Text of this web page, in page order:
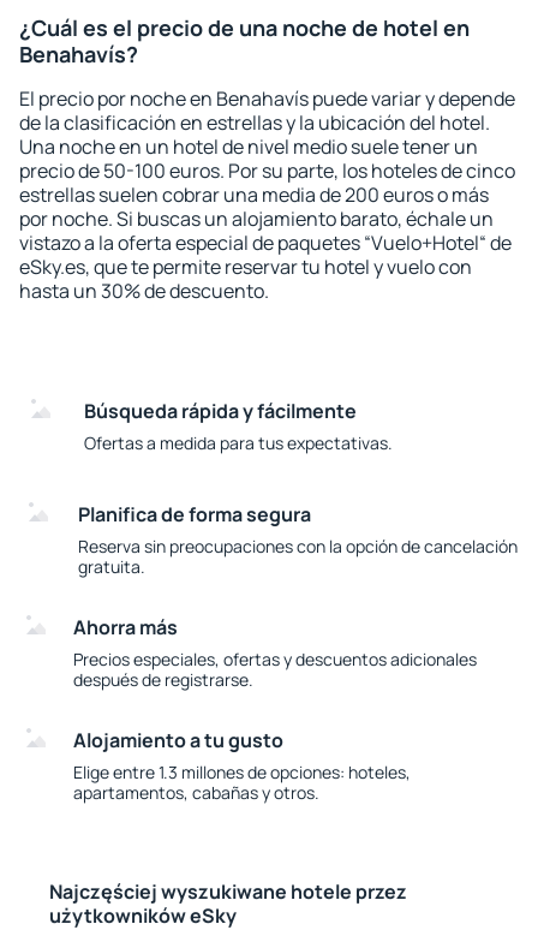
¿Cuál es el precio de una noche de hotel en
Benahavís?
El precio por noche en Benahavís puede variar y depende
de la clasificación en estrellas y la ubicación del hotel.
Una noche en un hotel de nivel medio suele tener un
precio de 50-100 euros. Por su parte, los hoteles de cinco
estrellas suelen cobrar una media de 200 euros o más
por noche. Si buscas un alojamiento barato, échale un
vistazo a la oferta especial de paquetes “Vuelo+Hotel“ de
eSky.es, que te permite reservar tu hotel y vuelo con
hasta un 30% de descuento.
Búsqueda rápida y fácilmente
Ofertas a medida para tus expectativas.
Planifica de forma segura
Reserva sin preocupaciones con la opción de cancelación
gratuita.
Ahorra más
Precios especiales, ofertas y descuentos adicionales
después de registrarse.
Alojamiento a tu gusto
Elige entre 1.3 millones de opciones: hoteles,
apartamentos, cabañas y otros.
Najczęściej wyszukiwane hotele przez
użytkowników eSky